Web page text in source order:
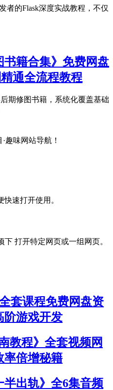
者的Flask深度实战教程，不仅
书籍合集》免费网盘
通全流程教程
期修图书籍，系统化覆盖基础
趣味网站导航！
速打开使用。
打开特定网页或一组网页。
套课程免费网盘资
阶游戏开发
教程》全套视频网
率倍增秘籍
半出轨》全6集音频